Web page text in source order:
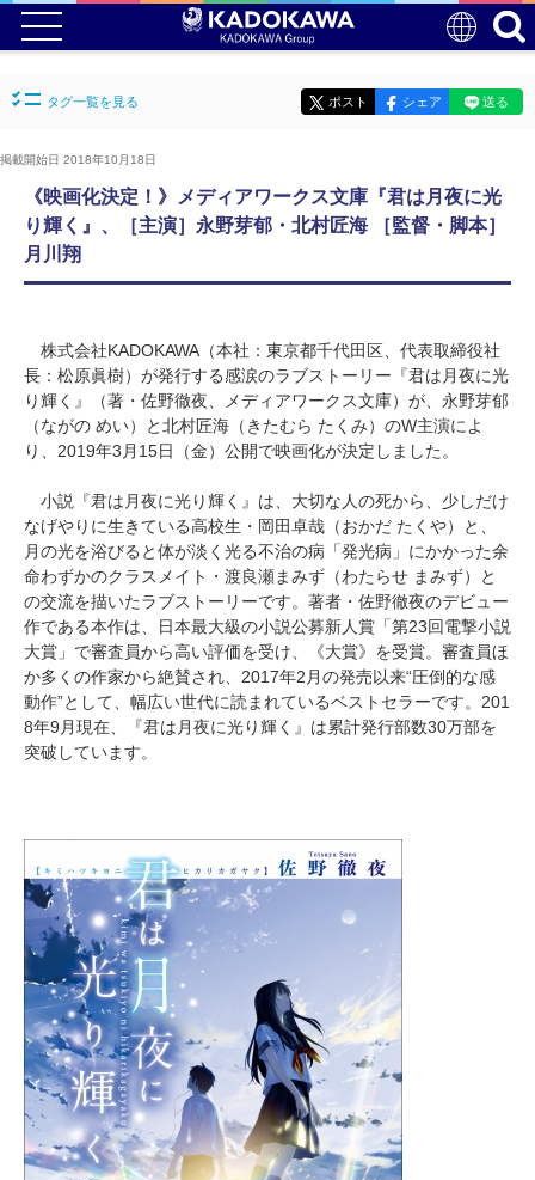
タグ一覧を見る ポスト シェア 送る
掲載開始日 2018年10月18日
《映画化決定！》メディアワークス文庫『君は月夜に光
り輝く』、［主演］永野芽郁・北村匠海 ［監督・脚本］
月川翔
株式会社KADOKAWA（本社：東京都千代田区、代表取締役社
長：松原眞樹）が発行する感涙のラブストーリー『君は月夜に光
り輝く』（著・佐野徹夜、メディアワークス文庫）が、永野芽郁
（ながの めい）と北村匠海（きたむら たくみ）のW主演によ
り、2019年3月15日（金）公開で映画化が決定しました。
小説『君は月夜に光り輝く』は、大切な人の死から、少しだけ
なげやりに生きている高校生・岡田卓哉（おかだ たくや）と、
月の光を浴びると体が淡く光る不治の病「発光病」にかかった余
命わずかのクラスメイト・渡良瀬まみず（わたらせ まみず）と
の交流を描いたラブストーリーです。著者・佐野徹夜のデビュー
作である本作は、日本最大級の小説公募新人賞「第23回電撃小説
大賞」で審査員から高い評価を受け、《大賞》を受賞。審査員ほ
か多くの作家から絶賛され、2017年2月の発売以来“圧倒的な感
動作”として、幅広い世代に読まれているベストセラーです。201
8年9月現在、『君は月夜に光り輝く』は累計発行部数30万部を
突破しています。